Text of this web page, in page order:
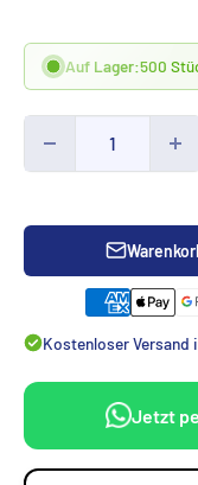
Auf Lager:500
Kostenloser Versand
Jetzt